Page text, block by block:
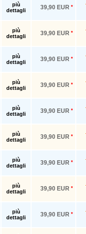
più
dettagli
39,90 EUR *
più
dettagli
39,90 EUR *
più
dettagli
39,90 EUR *
più
dettagli
39,90 EUR *
più
dettagli
39,90 EUR *
più
dettagli
39,90 EUR *
più
dettagli
39,90 EUR *
più
dettagli
39,90 EUR *
più
dettagli
39,90 EUR *